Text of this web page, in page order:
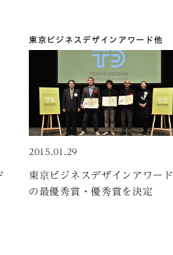
東京ビジネスデザインアワード他
2015.01.29
東京ビジネスデザインアワード
の最優秀賞・優秀賞を決定